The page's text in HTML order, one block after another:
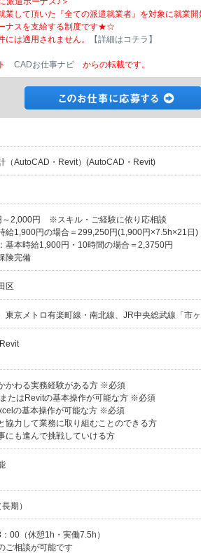
して頂いた『全ての派遣就業者』を対象に就業開
ナスを支給する制度です★☆
は適用されません。
【詳細はコチラ】
CADお仕事ナビ からの転載です。
（AutoCAD・Revit）(AutoCAD・Revit)
～2,000円 ※スキル・ご経験に依り応相談
給1,900円の場合＝299,250円(1,900円×7.5h×21日)
基本時給1,900円・10時間の場合＝2,3750円
険完備
区
東京メトロ有楽町線・南北線、JR中央総武線「市
かわる実務経験がある方 ※必須
たはRevitの基本操作が可能な方 ※必須
の基本操作が可能な方 ※必須
協力して業務に取り組むことのできる方
にも進んで挑戦していける方
期）
00（休憩1h・実働7.5h）
ご相談が可能です